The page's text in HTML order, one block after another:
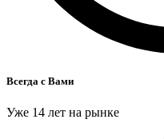
Всегда с Вами
Уже 14 лет на рынке